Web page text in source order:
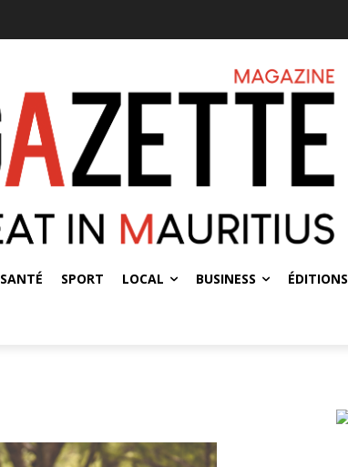
SANTÉ SPORT LOCAL BUSINESS ÉDITIONS